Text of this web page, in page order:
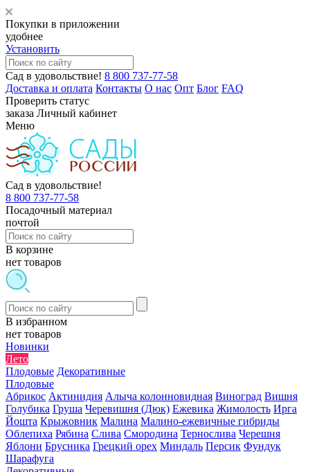
Покупки в приложении
удобнее
Установить
Сад в удовольствие! 8 800 737-77-58
Доставка и оплата Контакты О нас Опт Блог FAQ
Проверить статус
заказа Личный кабинет
Меню
Сад в удовольствие!
8 800 737-77-58
Посадочный материал
почтой
В корзине
нет товаров
В избранном
нет товаров
Новинки
Лето
Плодовые Декоративные
Плодовые
Абрикос Актинидия Алыча колонновидная Виноград Вишня
Голубика Груша Черевишня (Дюк) Ежевика Жимолость Ирга
Йошта Крыжовник Малина Малино-ежевичные гибриды
Облепиха Рябина Слива Смородина Тернослива Черешня
Яблони Брусника Грецкий орех Миндаль Персик Фундук
Шарафуга